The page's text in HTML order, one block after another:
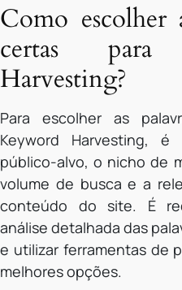
Como escolher
certas
Harvesting?
Para escolher as
Keyword Harvesting,
público-alvo, o nicho de
volume de busca e a
conteúdo do site. É
análise detalhada das
e utilizar ferramentas de
melhores opções.